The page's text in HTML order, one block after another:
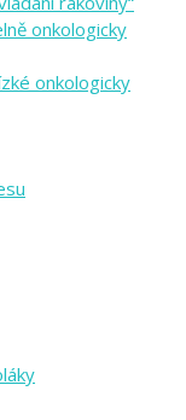
onkologicky
onkologicky